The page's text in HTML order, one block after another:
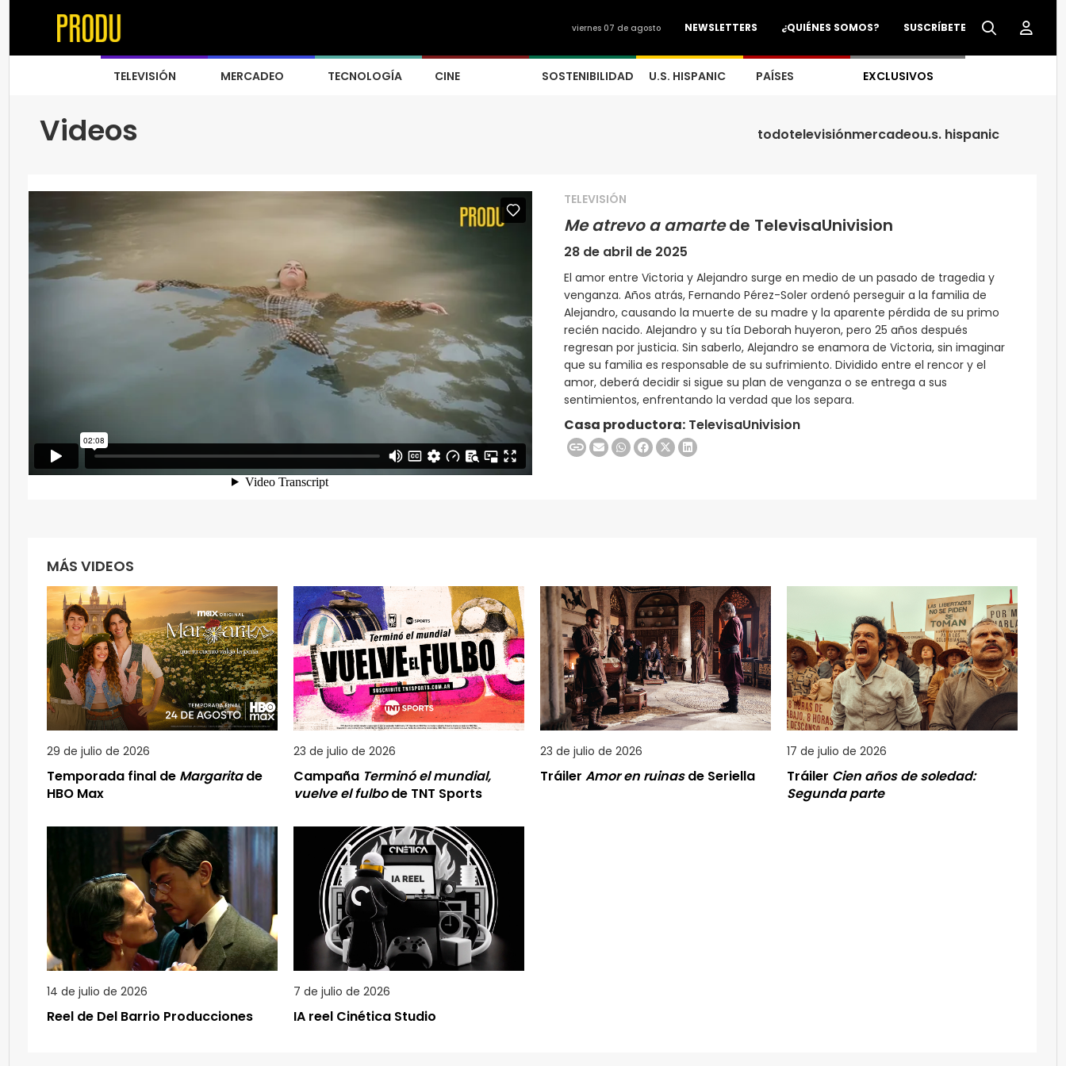
SUSCRÍBETE
¿QUIÉNES SOMOS?
NEWSLETTERS
viernes 07 de agosto
TELEVISIÓN MERCADEO TECNOLOGÍA CINE SOSTENIBILIDAD U.S. HISPANIC PAÍSES EXCLUSIVOS
Videos todotelevisiónmercadeou.s. hispanic
TELEVISIÓN
Me atrevo a amartede TelevisaUnivision
28 de abril de 2025
El amor entre Victoria y Alejandro surge en medio de un pasado de tragedia y
venganza. Años atrás, Fernando Pérez-Soler ordenó perseguir a la familia de
Alejandro, causando la muerte de su madre y la aparente pérdida de su primo
recién nacido. Alejandro y su tía Deborah huyeron, pero 25 años después
regresan por justicia. Sin saberlo, Alejandro se enamora de Victoria, sin imaginar
que su familia es responsable de su sufrimiento. Dividido entre el rencor y el
amor, deberá decidir si sigue su plan de venganza o se entrega a sus
sentimientos, enfrentando la verdad que los separa.
Casa productora: TelevisaUnivision
MÁS VIDEOS
29 de julio de 2026
Temporada final de Margaritade
HBO Max
23 de julio de 2026
Campaña Terminó el mundial,
vuelve el fulbode TNT Sports
23 de julio de 2026
Tráiler Amor en ruinasde Seriella
17 de julio de 2026
Tráiler Cien años de soledad:
Segunda parte
14 de julio de 2026
Reel de Del Barrio Producciones
7 de julio de 2026
IA reel Cinética Studio